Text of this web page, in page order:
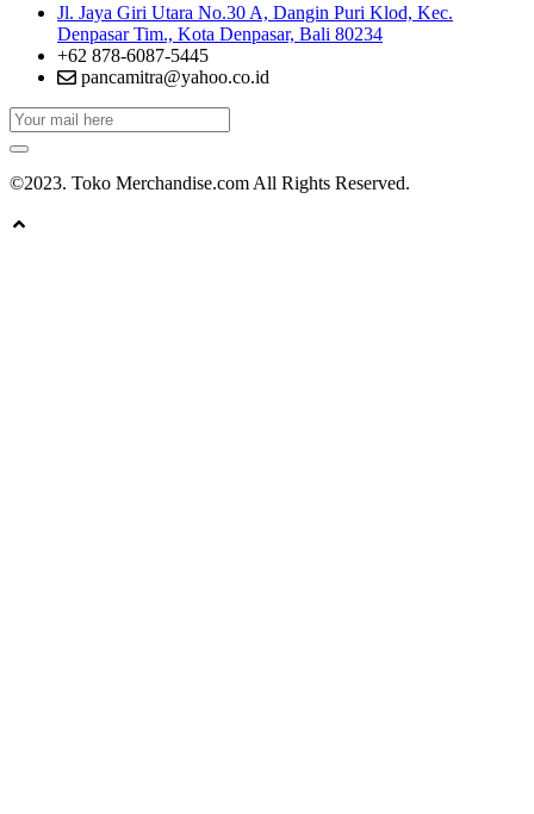
Jl. Jaya Giri Utara No.30 A, Dangin Puri Klod, Kec.
Denpasar Tim., Kota Denpasar, Bali 80234
+62 878-6087-5445
pancamitra@yahoo.co.id
©2023. Toko Merchandise.com All Rights Reserved.